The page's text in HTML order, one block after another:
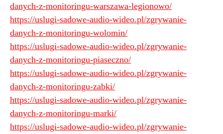
danych-z-monitoringu-warszawa-legionowo/
https://uslugi-sadowe-audio-wideo.pl/zgrywanie-
danych-z-monitoringu-wolomin/
https://uslugi-sadowe-audio-wideo.pl/zgrywanie-
danych-z-monitoringu-piaseczno/
https://uslugi-sadowe-audio-wideo.pl/zgrywanie-
danych-z-monitoringu-zabki/
https://uslugi-sadowe-audio-wideo.pl/zgrywanie-
danych-z-monitoringu-marki/
https://uslugi-sadowe-audio-wideo.pl/zgrywanie-